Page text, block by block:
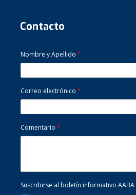
Contacto
Nombre y Apellido *
Correo electrónico *
Comentario *
Suscribirse al boletín informativo AABA